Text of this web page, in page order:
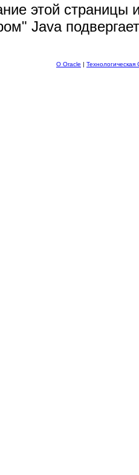
этой страницы
Java
О Oracle | Технологическая